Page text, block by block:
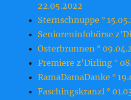
22.05.2022
Sternschnuppe °
Senioreninfobörse
Osterbrunnen °
Premiere z’Dirling °
RamaDamaDanke °
Faschingskranzl °